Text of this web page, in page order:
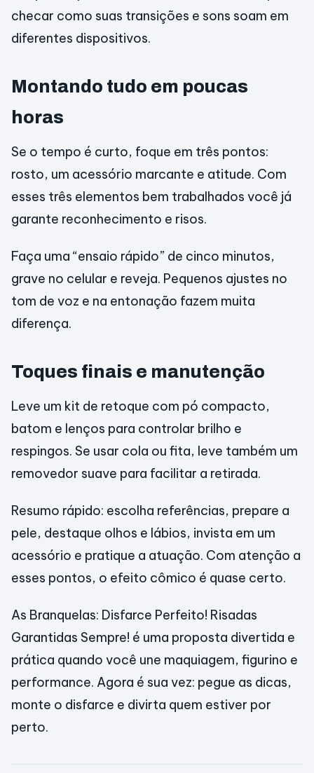
checar como suas transições e sons soam em
diferentes dispositivos.
Montando tudo em poucas
horas
Se o tempo é curto, foque em três pontos:
rosto, um acessório marcante e atitude. Com
esses três elementos bem trabalhados você já
garante reconhecimento e risos.
Faça uma “ensaio rápido” de cinco minutos,
grave no celular e reveja. Pequenos ajustes no
tom de voz e na entonação fazem muita
diferença.
Toques finais e manutenção
Leve um kit de retoque com pó compacto,
batom e lenços para controlar brilho e
respingos. Se usar cola ou fita, leve também um
removedor suave para facilitar a retirada.
Resumo rápido: escolha referências, prepare a
pele, destaque olhos e lábios, invista em um
acessório e pratique a atuação. Com atenção a
esses pontos, o efeito cômico é quase certo.
As Branquelas: Disfarce Perfeito! Risadas
Garantidas Sempre! é uma proposta divertida e
prática quando você une maquiagem, figurino e
performance. Agora é sua vez: pegue as dicas,
monte o disfarce e divirta quem estiver por
perto.